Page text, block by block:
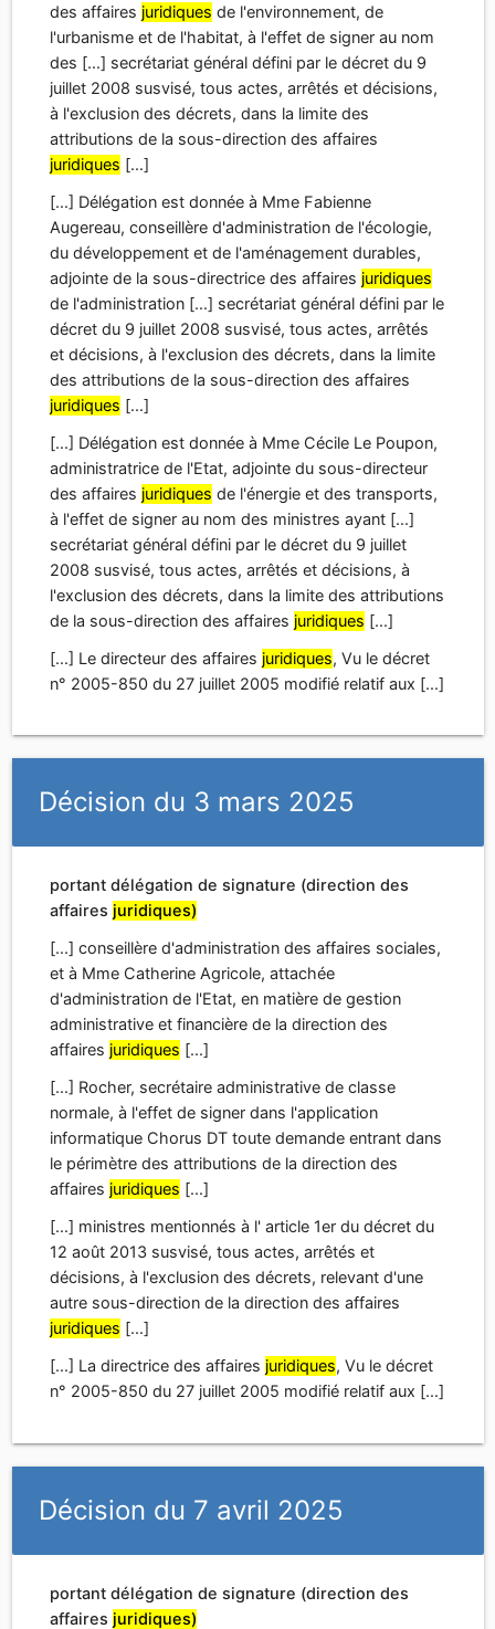
des affaires juridiques de l'environnement, de
l'urbanisme et de l'habitat, à l'effet de signer au nom
des [...] secrétariat général défini par le décret du 9
juillet 2008 susvisé, tous actes, arrêtés et décisions,
à l'exclusion des décrets, dans la limite des
attributions de la sous-direction des affaires
juridiques [...]
[...] Délégation est donnée à Mme Fabienne
Augereau, conseillère d'administration de l'écologie,
du développement et de l'aménagement durables,
adjointe de la sous-directrice des affaires juridiques
de l'administration [...] secrétariat général défini par le
décret du 9 juillet 2008 susvisé, tous actes, arrêtés
et décisions, à l'exclusion des décrets, dans la limite
des attributions de la sous-direction des affaires
juridiques [...]
[...] Délégation est donnée à Mme Cécile Le Poupon,
administratrice de l'Etat, adjointe du sous-directeur
des affaires juridiques de l'énergie et des transports,
à l'effet de signer au nom des ministres ayant [...]
secrétariat général défini par le décret du 9 juillet
2008 susvisé, tous actes, arrêtés et décisions, à
l'exclusion des décrets, dans la limite des attributions
de la sous-direction des affaires juridiques [...]
[...] Le directeur des affaires juridiques, Vu le décret
n° 2005-850 du 27 juillet 2005 modifié relatif aux [...]
Décision du 3 mars 2025
portant délégation de signature (direction des
affaires juridiques)
[...] conseillère d'administration des affaires sociales,
et à Mme Catherine Agricole, attachée
d'administration de l'Etat, en matière de gestion
administrative et financière de la direction des
affaires juridiques [...]
[...] Rocher, secrétaire administrative de classe
normale, à l'effet de signer dans l'application
informatique Chorus DT toute demande entrant dans
le périmètre des attributions de la direction des
affaires juridiques [...]
[...] ministres mentionnés à l' article 1er du décret du
12 août 2013 susvisé, tous actes, arrêtés et
décisions, à l'exclusion des décrets, relevant d'une
autre sous-direction de la direction des affaires
juridiques [...]
[...] La directrice des affaires juridiques, Vu le décret
n° 2005-850 du 27 juillet 2005 modifié relatif aux [...]
Décision du 7 avril 2025
portant délégation de signature (direction des
affaires juridiques)